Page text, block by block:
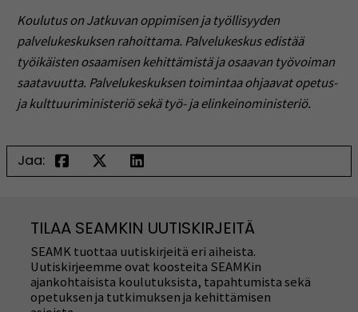
Koulutus on Jatkuvan oppimisen ja työllisyyden
palvelukeskuksen rahoittama. Palvelukeskus edistää
työikäisten osaamisen kehittämistä ja osaavan työvoiman
saatavuutta. Palvelukeskuksen toimintaa ohjaavat opetus-
ja kulttuuriministeriö sekä työ- ja elinkeinoministeriö.
Jaa:
TILAA SEAMKIN UUTISKIRJEITÄ
SEAMK tuottaa uutiskirjeitä eri aiheista.
Uutiskirjeemme ovat koosteita SEAMKin
ajankohtaisista koulutuksista, tapahtumista sekä
opetuksen ja tutkimuksen ja kehittämisen